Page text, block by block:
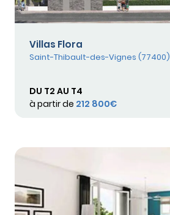
Villas Flora
Saint-Thibault-des-Vignes (77400)
DU T2 AU T4
à partir de 212 800€